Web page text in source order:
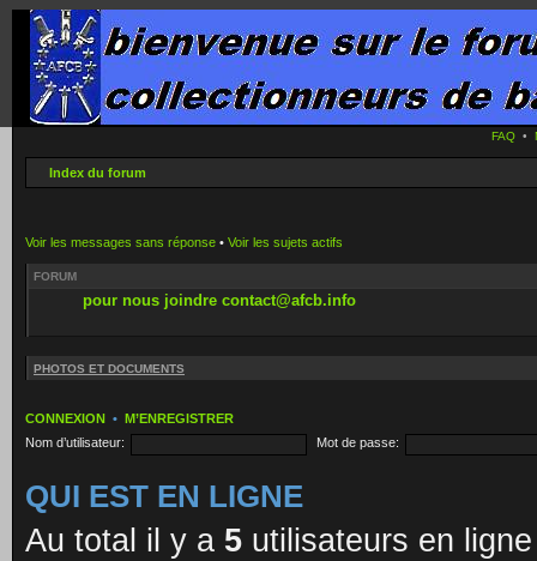
FAQ •
Index du forum
Voir les messages sans réponse • Voir les sujets actifs
FORUM
pour nous joindre contact@afcb.info
PHOTOS ET DOCUMENTS
CONNEXION • M’ENREGISTRER
Nom d’utilisateur:
Mot de passe:
QUI EST EN LIGNE
Au total il y a 5 utilisateurs en